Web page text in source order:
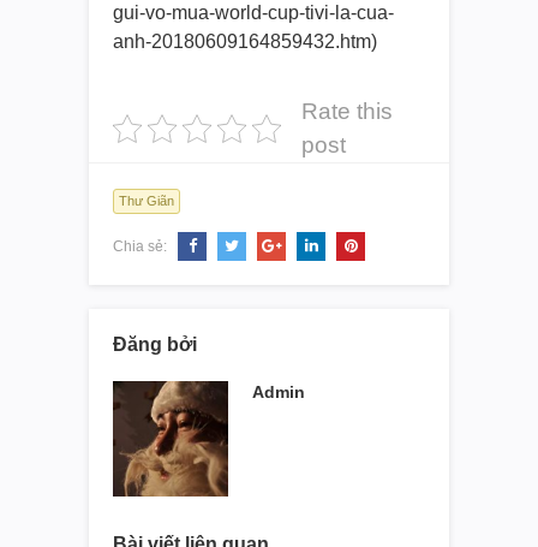
gui-vo-mua-world-cup-tivi-la-cua-
anh-20180609164859432.htm)
Rate this
post
Thư Giãn
Chia sẻ:
Đăng bởi
Admin